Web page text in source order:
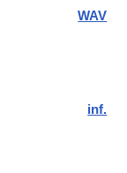
WAV
inf.